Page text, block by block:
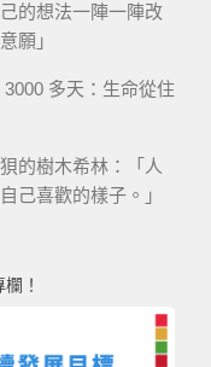
的想法一陣一陣改
願」
多天：生命從住
的樹木希林：「人
己喜歡的樣子。」
！